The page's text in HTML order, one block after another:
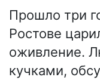
Прошло три
Ростове
оживление.
кучками,